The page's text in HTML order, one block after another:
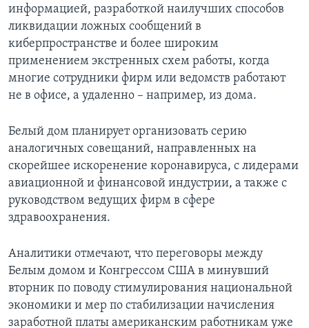
информацией, разработкой наилучших способов
ликвидации ложных сообщений в
киберпространстве и более широким
применением экстренных схем работы, когда
многие сотрудники фирм или ведомств работают
не в офисе, а удаленно – например, из дома.
Белый дом планирует организовать серию
аналогичных совещаний, направленных на
скорейшее искоренение коронавируса, с лидерами
авиационной и финансовой индустрии, а также с
руководством ведущих фирм в сфере
здравоохранения.
Аналитики отмечают, что переговоры между
Белым домом и Конгрессом США в минувший
вторник по поводу стимулирования национальной
экономики и мер по стабилизации начисления
заработной платы американским работникам уже